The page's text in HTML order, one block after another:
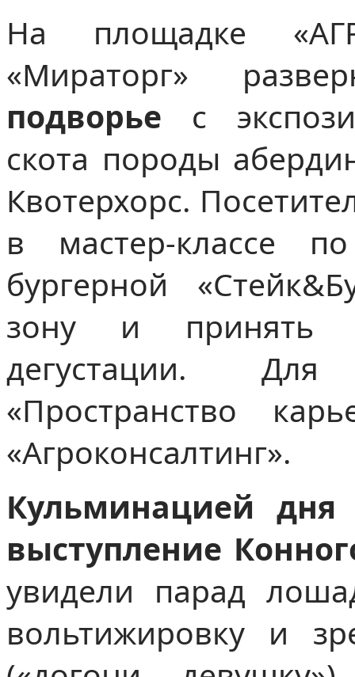
На площадке
«Мираторг»
подворье с
скота породы
Квотерхорс.
в мастер-классе
бургерной
зону и принять
дегустации.
«Пространство
«Агроконсалтинг».
Кульминацией дня
выступление
увидели парад
вольтижировку и